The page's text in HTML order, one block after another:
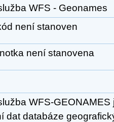
WFS - Geonames
není stanoven
není stanovena
WFS-
dat databáze